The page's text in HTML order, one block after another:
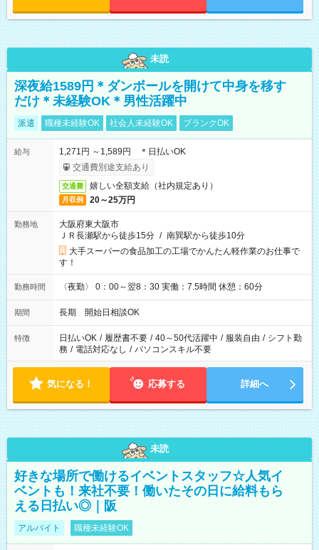
未読
深夜給1589円＊ダンボールを開けて中身を移す
だけ＊未経験OK＊男性活躍中
派遣 職種未経験OK 社会人未経験OK ブランクOK
給与
1,271円 ～1,589円 ＊日払いOK
交通費別途支給あり
交通費 嬉しい全額支給（社内規定あり）
月収例 20～25万円
勤務地
大阪府東大阪市
ＪＲ長瀬駅から徒歩15分 / 南巽駅から徒歩10分
大手スーパーの食品加工の工場でかんたん軽作業のお仕事で
す！
勤務時間 〈夜勤〉 0：00～翌8：30 実働：7.5時間 休憩：60分
期間 長期 開始日相談OK
特徴 日払いOK / 履歴書不要 / 40～50代活躍中 / 服装自由 / シフト勤
務 / 電話対応なし / パソコンスキル不要
気になる！ 応募する 詳細へ
未読
好きな場所で働けるイベントスタッフ☆人気イ
ベントも！来社不要！働いたその日に給料もら
える日払い◎｜阪
アルバイト 職種未経験OK